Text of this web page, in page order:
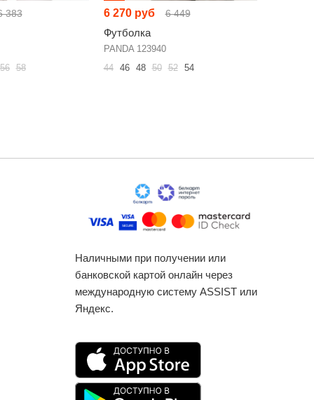
383
56 58
6 270 руб 6 449
Футболка
PANDA 123940
44
46 48 50 52 54
Наличными при получении или
банковской картой онлайн через
международную систему ASSIST или
Яндекс.